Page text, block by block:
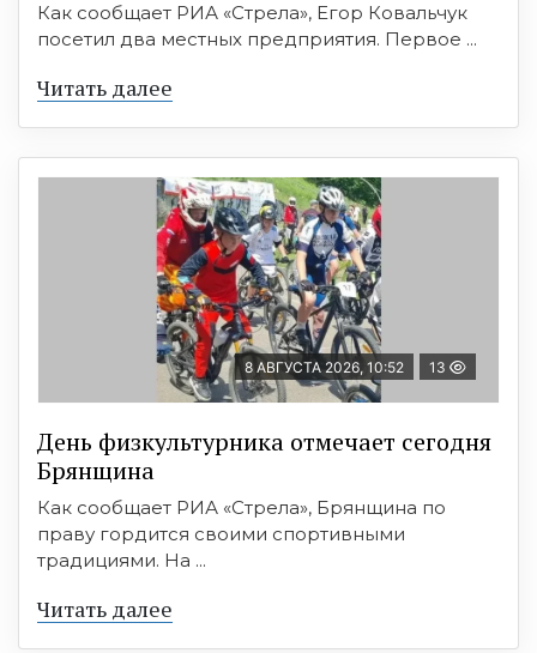
Как сообщает РИА «Стрела», Егор Ковальчук
посетил два местных предприятия. Первое ...
Читать далее
8 АВГУСТА 2026, 10:52 13
День физкультурника отмечает сегодня
Брянщина
Как сообщает РИА «Стрела», Брянщина по
праву гордится своими спортивными
традициями. На ...
Читать далее